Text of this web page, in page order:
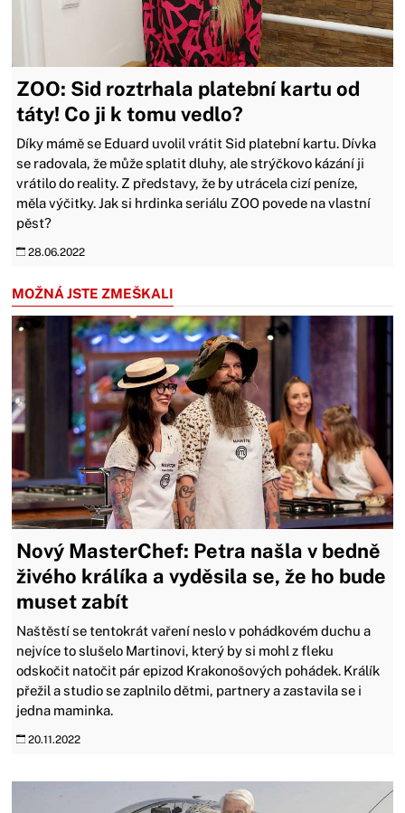
ZOO: Sid roztrhala platební kartu od
táty! Co ji k tomu vedlo?
Díky mámě se Eduard uvolil vrátit Sid platební kartu. Dívka
se radovala, že může splatit dluhy, ale strýčkovo kázání ji
vrátilo do reality. Z představy, že by utrácela cizí peníze,
měla výčitky. Jak si hrdinka seriálu ZOO povede na vlastní
pěst?
28.06.2022
MOŽNÁ JSTE ZMEŠKALI
Nový MasterChef: Petra našla v bedně
živého králíka a vyděsila se, že ho bude
muset zabít
Naštěstí se tentokrát vaření neslo v pohádkovém duchu a
nejvíce to slušelo Martinovi, který by si mohl z fleku
odskočit natočit pár epizod Krakonošových pohádek. Králík
přežil a studio se zaplnilo dětmi, partnery a zastavila se i
jedna maminka.
20.11.2022